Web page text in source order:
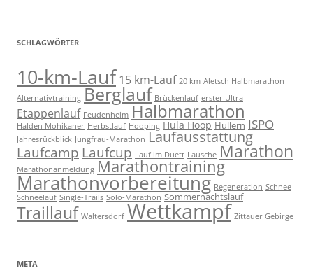
SCHLAGWÖRTER
10-km-Lauf 15 km-Lauf 20 km Aletsch Halbmarathon
Alternativtraining Berglauf Brückenlauf erster Ultra
Etappenlauf Feudenheim Halbmarathon
Halden Mohikaner Herbstlauf Hooping Hula Hoop Hullern ISPO
Jahresrückblick Jungfrau-Marathon Laufausstattung
Laufcamp Laufcup Lauf im Duett Lausche Marathon
Marathonanmeldung Marathontraining
Marathonvorbereitung Regeneration Schnee
Schneelauf Single-Trails Solo-Marathon Sommernachtslauf
Traillauf Waltersdorf Wettkampf Zittauer Gebirge
META